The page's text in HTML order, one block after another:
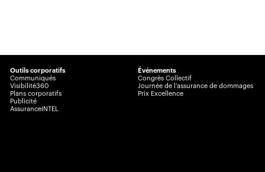
Outils corporatifs
Communiqués
Visibilité360
Plans corporatifs
Publicité
AssuranceINTEL
Événements
Congrès Collectif
Journée de l’assurance de dommages
Prix Excellence